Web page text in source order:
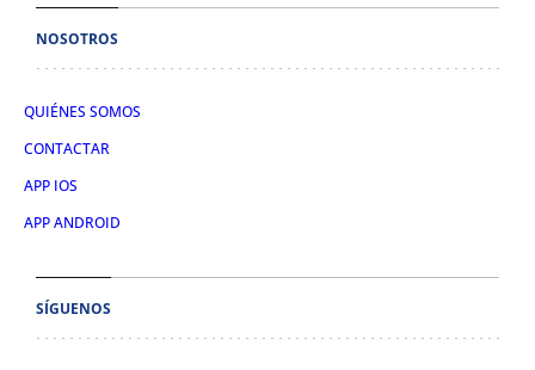
NOSOTROS
QUIÉNES SOMOS
CONTACTAR
APP IOS
APP ANDROID
SÍGUENOS